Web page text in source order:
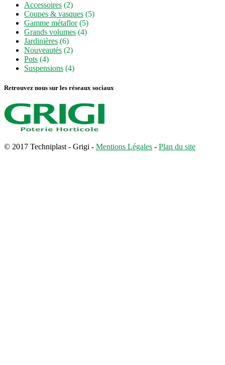
Accessoires (2)
Coupes & vasques (5)
Gamme métaflor (5)
Grands volumes (4)
Jardinières (6)
Nouveautés (2)
Pots (4)
Suspensions (4)
Retrouvez nous sur les réseaux sociaux
© 2017 Techniplast - Grigi - Mentions Légales - Plan du site